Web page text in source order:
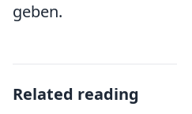
geben.
Related reading